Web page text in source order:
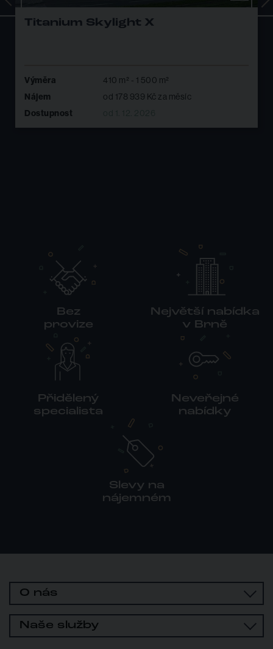
Titanium Skylight X
Výměra 410 m² - 1 500 m²
Nájem od 178 939 Kč za měsíc
Dostupnost
Bez
provize
Největší nabídka
v Brně
Přidělený
specialista
Neveřejné
nabídky
Slevy na
nájemném
O nás
Naše služby